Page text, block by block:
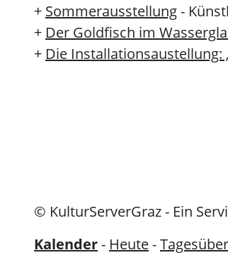
+ Sommerausstellung-
+ Der Goldfisch im
+ Die Installationsaustellung:
© KulturServerGraz - Ein
Kalender- Heute-